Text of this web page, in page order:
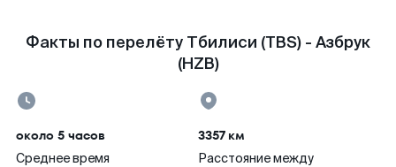
Факты по перелёту Тбилиси (TBS) - Азбрук
(HZB)
около 5 часов
Среднее время
3357 км
Расстояние между